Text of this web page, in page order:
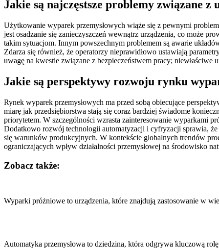
Jakie są najczęstsze problemy związane
Użytkowanie wyparek przemysłowych wiąże się z pewnymi
jest osadzanie się zanieczyszczeń wewnątrz urządzenia, co może
takim sytuacjom. Innym powszechnym problemem są awarie
Zdarza się również, że operatorzy nieprawidłowo ustawiają
uwagę na kwestie związane z bezpieczeństwem pracy;
Jakie są perspektywy rozwoju rynku
Rynek wyparek przemysłowych ma przed sobą obiecujące
miarę jak przedsiębiorstwa stają się coraz bardziej świadome
priorytetem. W szczególności wzrasta zainteresowanie wyparkami
Dodatkowo rozwój technologii automatyzacji i cyfryzacji sprawia,
się warunków produkcyjnych. W kontekście globalnych trendów
ograniczających wpływ działalności przemysłowej na środowisko
Zobacz także:
Wyparki próżniowe to urządzenia, które znajdują zastosowanie w
Automatyka przemysłowa to dziedzina, która odgrywa kluczową
wpisu